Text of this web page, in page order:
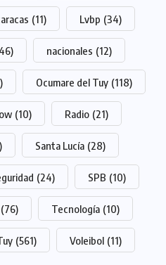
(11) Lvbp (34)
nacionales (12)
Ocumare del Tuy (118)
(10) Radio (21)
Santa Lucía (28)
(24) SPB (10)
(76) Tecnología (10)
(561) Voleibol (11)